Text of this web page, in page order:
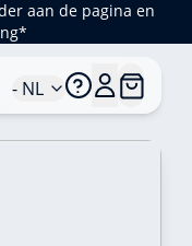
aan de pagina en
- NL